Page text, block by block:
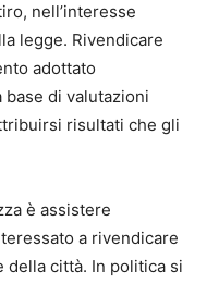
nell’interesse
legge. Rivendicare
adottato
di valutazioni
risultati che gli
è assistere
a rivendicare
della città. In politica si